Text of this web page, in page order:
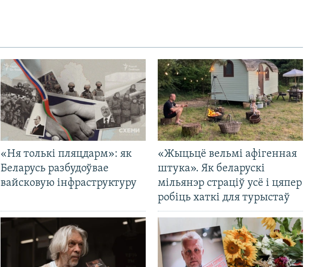
«Ня толькі пляцдарм»: як
Беларусь разбудоўвае
вайсковую інфраструктуру
«Жыцьцё вельмі афігенная
штука». Як беларускі
мільянэр страціў усё і цяпер
робіць хаткі для турыстаў